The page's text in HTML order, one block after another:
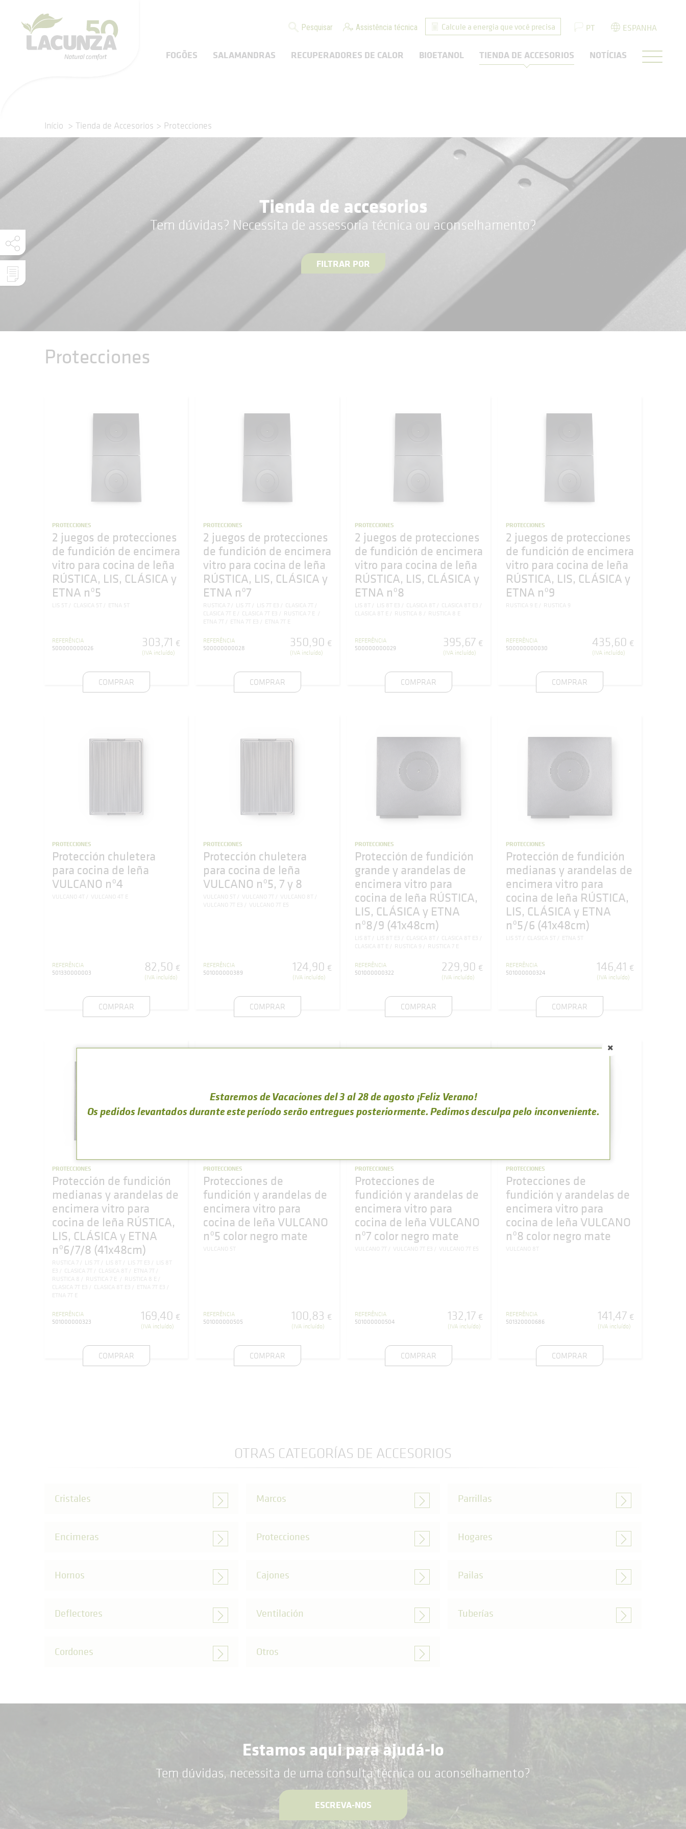
Pesquisar Assistência técnica Calcule a energia que você precisa PT ESPANHA
FOGÕES SALAMANDRAS RECUPERADORES DE CALOR BIOETANOL TIENDA DE ACCESORIOS NOTÍCIAS
Início Tienda de Accesorios Protecciones
Tienda de accesorios
Tem dúvidas? Necessita de assessoria técnica ou aconselhamento?
FILTRAR POR
Protecciones
PROTECCIONES
2 juegos de protecciones
de fundición de encimera
vitro para cocina de leña
RÚSTICA, LIS, CLÁSICA y
ETNA nº5
LIS 5T CLASICA 5T ETNA 5T
REFERÊNCIA
500000000026
303,71 €
(IVA incluído)
COMPRAR
PROTECCIONES
2 juegos de protecciones
de fundición de encimera
vitro para cocina de leña
RÚSTICA, LIS, CLÁSICA y
ETNA nº7
RUSTICA 7 LIS 7T LIS 7T E3
CLASICA 7T
CLASICA 7T E
CLASICA 7T E3
RUSTICA 7 E
ETNA 7T
ETNA 7T E3 ETNA 7T E
REFERÊNCIA
500000000028
350,90 €
(IVA incluído)
COMPRAR
PROTECCIONES
2 juegos de protecciones
de fundición de encimera
vitro para cocina de leña
RÚSTICA, LIS, CLÁSICA y
ETNA nº8
LIS 8T LIS 8T E3 CLASICA 8T
CLASICA 8T E3
CLASICA 8T E
RUSTICA 8 RUSTICA 8 E
REFERÊNCIA
500000000029
395,67 €
(IVA incluído)
COMPRAR
PROTECCIONES
2 juegos de protecciones
de fundición de encimera
vitro para cocina de leña
RÚSTICA, LIS, CLÁSICA y
ETNA nº9
RUSTICA 9 E RUSTICA 9
REFERÊNCIA
500000000030
435,60 €
(IVA incluído)
COMPRAR
PROTECCIONES
Protección chuletera
para cocina de leña
VULCANO nº4
VULCANO 4T VULCANO 4T E
REFERÊNCIA
501330000003
82,50 €
(IVA incluído)
COMPRAR
PROTECCIONES
Protección chuletera
para cocina de leña
VULCANO nº5, 7 y 8
VULCANO 5T VULCANO 7T
VULCANO 8T
VULCANO 7T E3
VULCANO 7T E5
REFERÊNCIA
501000000389
124,90 €
(IVA incluído)
COMPRAR
PROTECCIONES
Protección de fundición
grande y arandelas de
encimera vitro para
cocina de leña RÚSTICA,
LIS, CLÁSICA y ETNA
nº8/9 (41x48cm)
LIS 8T LIS 8T E3 CLASICA 8T
CLASICA 8T E3
CLASICA 8T E
RUSTICA 9 RUSTICA 7 E
REFERÊNCIA
501000000322
229,90 €
(IVA incluído)
COMPRAR
PROTECCIONES
Protección de fundición
medianas y arandelas de
encimera vitro para
cocina de leña RÚSTICA,
LIS, CLÁSICA y ETNA
nº5/6 (41x48cm)
LIS 5T CLASICA 5T ETNA 5T
REFERÊNCIA
501000000324
146,41 €
(IVA incluído)
COMPRAR
PROTECCIONES
Protección de fundición
medianas y arandelas de
encimera vitro para
cocina de leña RÚSTICA,
LIS, CLÁSICA y ETNA
nº6/7/8 (41x48cm)
RUSTICA 7 LIS 7T LIS 8T LIS 7T E3
LIS 8T
E3
CLASICA 7T CLASICA 8T
ETNA 7T
RUSTICA 8
RUSTICA 7 E
RUSTICA 8 E
CLASICA 7T E3
CLASICA 8T E3
ETNA 7T E3
ETNA 7T E
REFERÊNCIA
501000000323
169,40 €
(IVA incluído)
COMPRAR
PROTECCIONES
Protecciones de
fundición y arandelas de
encimera vitro para
cocina de leña VULCANO
nº5 color negro mate
VULCANO 5T
REFERÊNCIA
501000000505
100,83 €
(IVA incluído)
COMPRAR
PROTECCIONES
Protecciones de
fundición y arandelas de
encimera vitro para
cocina de leña VULCANO
nº7 color negro mate
VULCANO 7T VULCANO 7T E3 VULCANO 7T E5
REFERÊNCIA
501000000504
132,17 €
(IVA incluído)
COMPRAR
PROTECCIONES
Protecciones de
fundición y arandelas de
encimera vitro para
cocina de leña VULCANO
nº8 color negro mate
VULCANO 8T
REFERÊNCIA
501320000686
141,47 €
(IVA incluído)
COMPRAR
OTRAS CATEGORÍAS DE ACCESORIOS
Cristales Marcos Parrillas
Encimeras Protecciones Hogares
Hornos Cajones Pailas
Deflectores Ventilación Tuberías
Cordones Otros
Estamos aqui para ajudá-lo
Tem dúvidas, necessita de uma consulta técnica ou aconselhamento?
ESCREVA-NOS
Estaremos de Vacaciones del 3 al 28 de agosto ¡Feliz Verano!
Os pedidos levantados durante este período serão entregues posteriormente. Pedimos desculpa pelo inconveniente.